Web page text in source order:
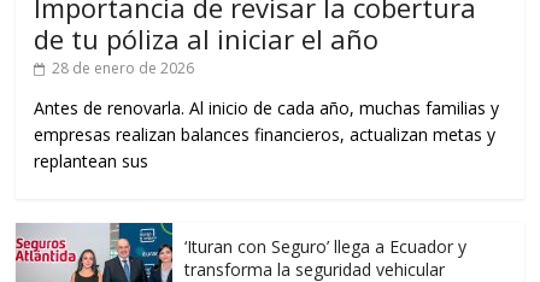
de tu póliza al iniciar el año
28 de enero de 2026
Antes de renovarla. Al inicio de cada año, muchas familias y
empresas realizan balances financieros, actualizan metas y
replantean sus
‘Ituran con Seguro’ llega a Ecuador y
transforma la seguridad vehicular